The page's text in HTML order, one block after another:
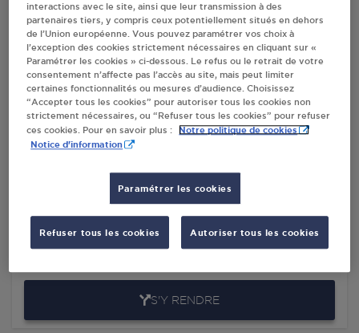
S'Y RENDRE
DISTRIBUTEUR AUTOMATIQUE 24/24
INTERMARCHE LA FERTE GAUCHER
40 AVE GENERAL LECLERC
77320LA FERTE GAUCHER
S'Y RENDRE
56 ROUTE DE VILPRE
S'Y RENDRE
interactions avec le site, ainsi que leur transmission à des
partenaires tiers, y compris ceux potentiellement situés en dehors
de l’Union européenne. Vous pouvez paramétrer vos choix à
l’exception des cookies strictement nécessaires en cliquant sur «
Paramétrer les cookies » ci-dessous. Le refus ou le retrait de votre
consentement n’affecte pas l’accès au site, mais peut limiter
certaines fonctionnalités ou mesures d’audience. Choisissez
“Accepter tous les cookies” pour autoriser tous les cookies non
strictement nécessaires, ou “Refuser tous les cookies” pour refuser
ces cookies. Pour en savoir plus :
Notre politique de cookies
Notice d'information
Paramétrer les cookies
Refuser tous les cookies Autoriser tous les cookies